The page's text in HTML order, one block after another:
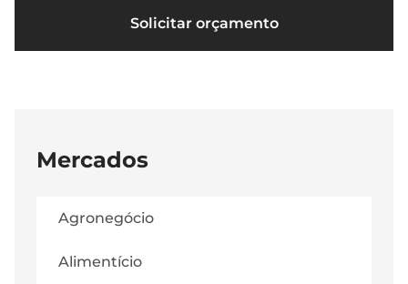
Solicitar orçamento
Mercados
Agronegócio
Alimentício